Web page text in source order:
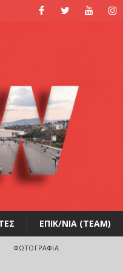
ΕΠΙΚ/ΝΙΑ (TEAM)
ΦΩΤΟΓΡΑΦΙΑ